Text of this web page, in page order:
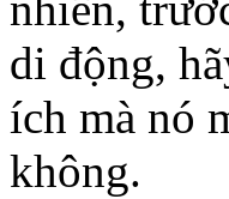
di động,
ích mà nó
không.